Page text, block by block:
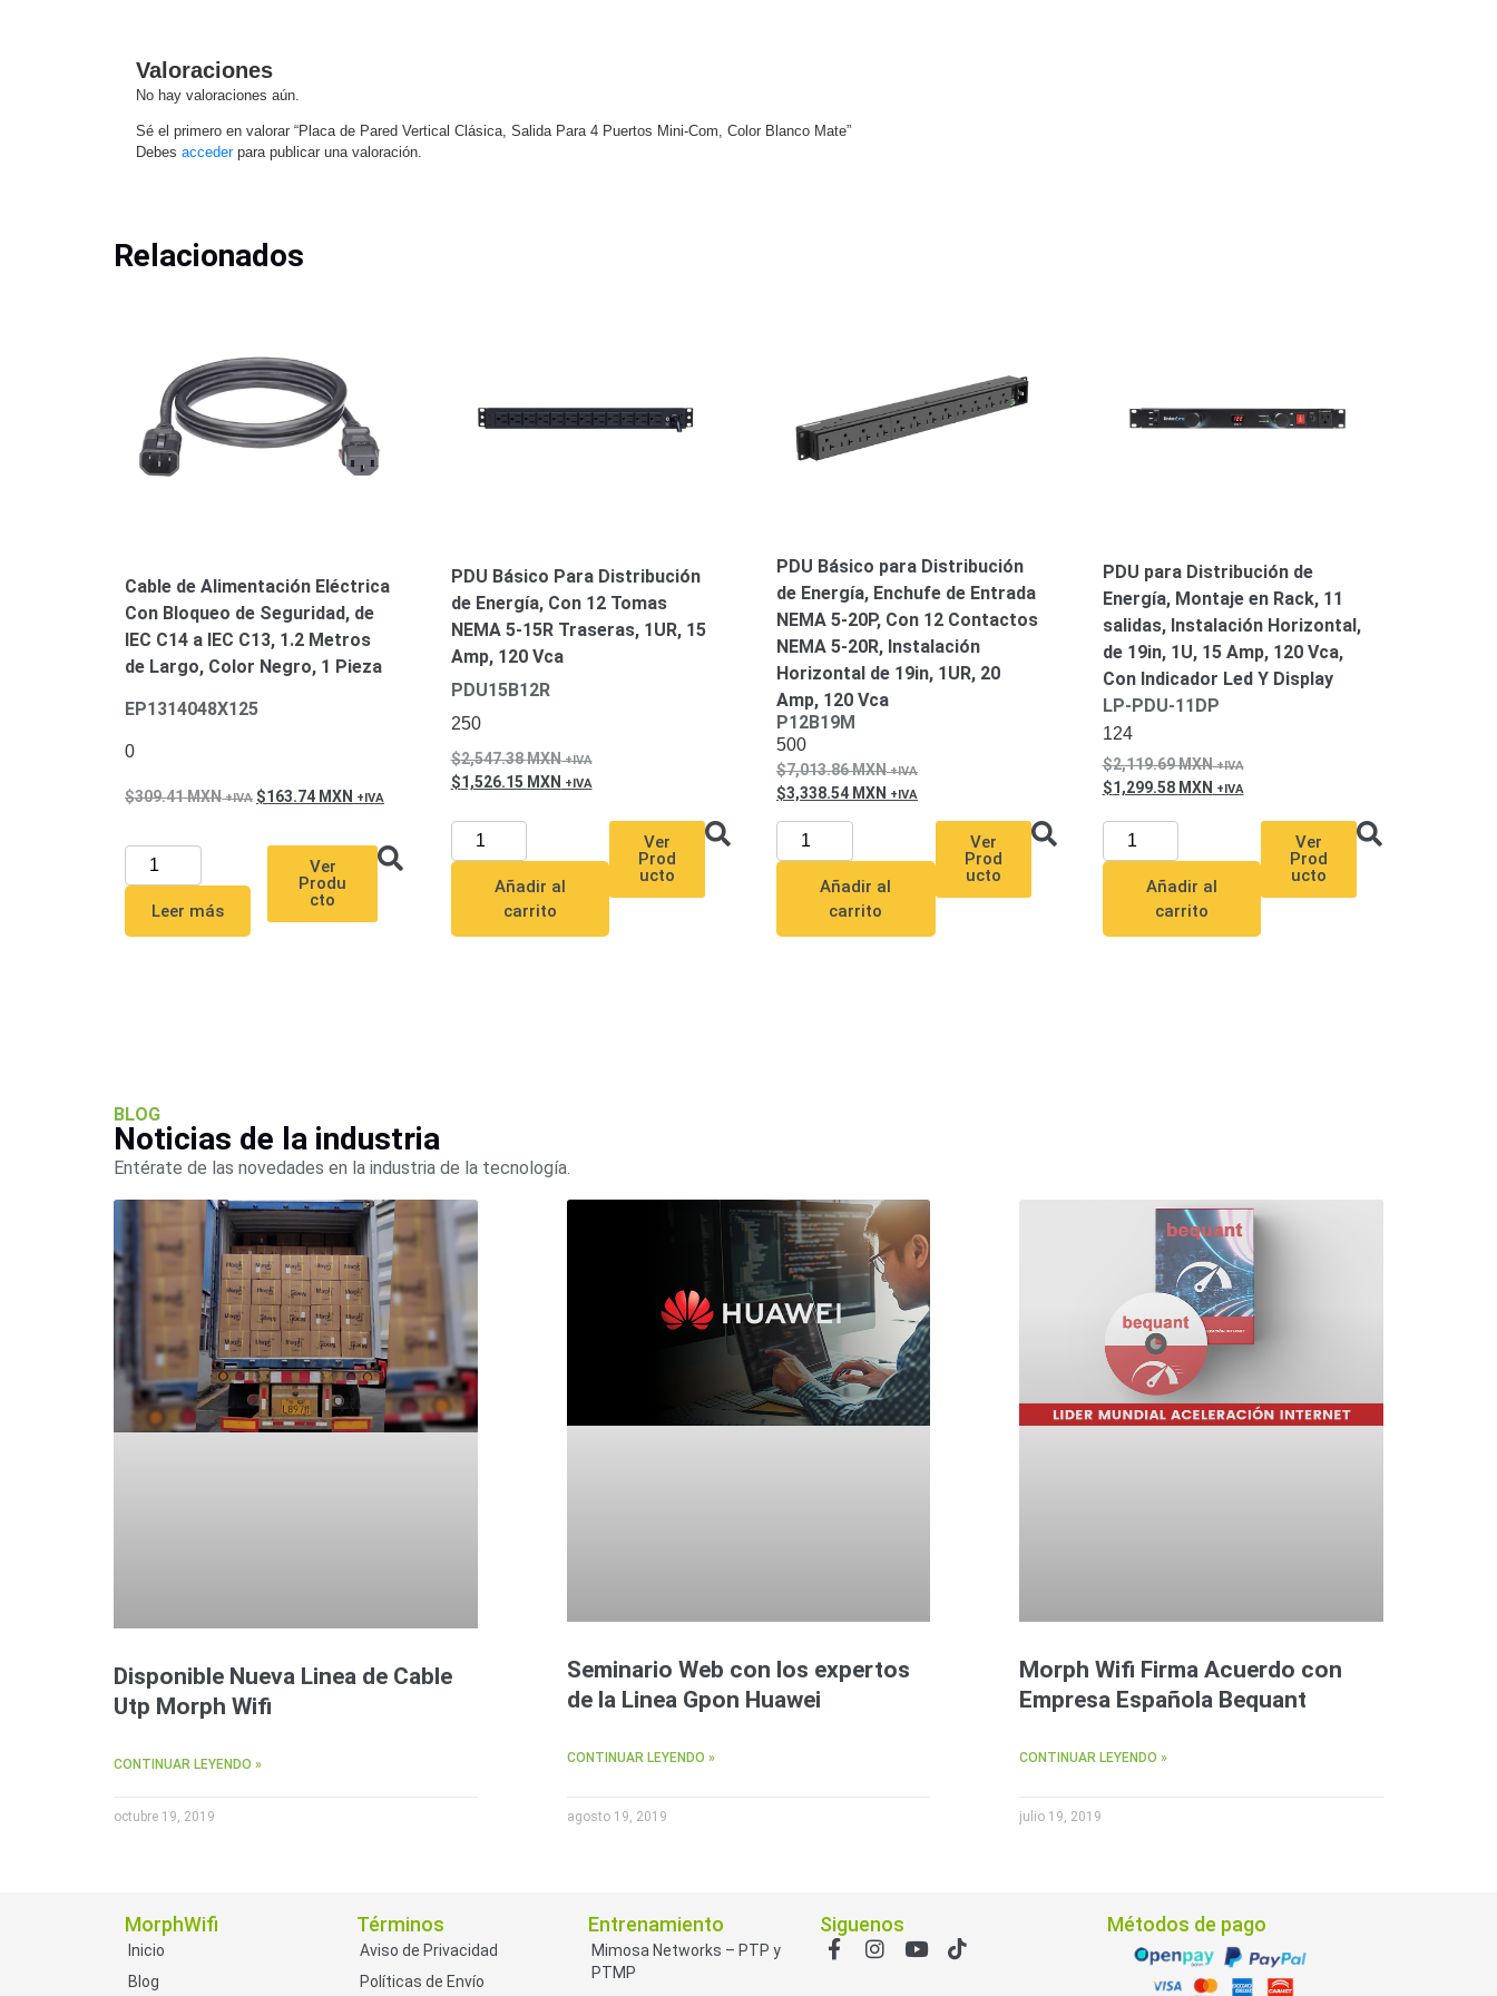
Valoraciones
No hay valoraciones aún.
Sé el primero en valorar “Placa de Pared Vertical Clásica, Salida Para 4 Puertos Mini-Com, Color Blanco Mate”
Debes accederpara publicar una valoración.
Relacionados
Cable de Alimentación Eléctrica
Con Bloqueo de Seguridad, de
IEC C14 a IEC C13, 1.2 Metros
de Largo, Color Negro, 1 Pieza
EP1314048X125
0
309.41MXN 163.74 MXN
Leer más
Ver
Produ
cto
PDU Básico Para Distribución
de Energía, Con 12 Tomas
NEMA 5-15R Traseras, 1UR, 15
Amp, 120 Vca
PDU15B12R
250
2,547.38MXN
1,526.15 MXN
Añadir al
carrito
Ver
Prod
ucto
PDU Básico para Distribución
de Energía, Enchufe de Entrada
NEMA 5-20P, Con 12 Contactos
NEMA 5-20R, Instalación
Horizontal de 19in, 1UR, 20
Amp, 120 Vca
P12B19M
500
7,013.86MXN
3,338.54 MXN
Añadir al
carrito
Ver
Prod
ucto
PDU para Distribución de
Energía, Montaje en Rack, 11
salidas, Instalación Horizontal,
de 19in, 1U, 15 Amp, 120 Vca,
Con Indicador Led Y Display
LP-PDU-11DP
124
2,119.69MXN
1,299.58 MXN
Añadir al
carrito
Ver
Prod
ucto
BLOG
Noticias de la industria
Entérate de las novedades en la industria de la tecnología.
Disponible Nueva Linea de Cable
Utp Morph Wifi
CONTINUAR LEYENDO »
octubre 19, 2019
Seminario Web con los expertos
de la Linea Gpon Huawei
CONTINUAR LEYENDO »
agosto 19, 2019
Morph Wifi Firma Acuerdo con
Empresa Española Bequant
CONTINUAR LEYENDO »
julio 19, 2019
MorphWifi
Inicio
Blog
Términos
Aviso de Privacidad
Políticas de Envío
Entrenamiento
Mimosa Networks – PTP y
PTMP
Siguenos Métodos de pago